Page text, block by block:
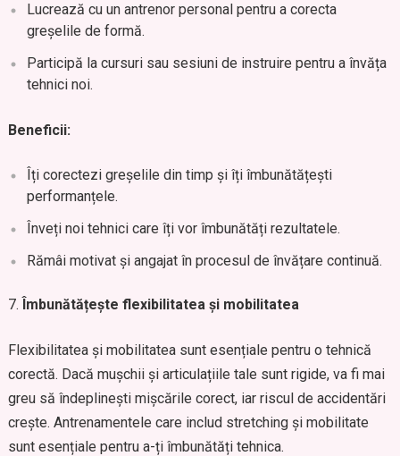
Lucrează cu un antrenor personal pentru a corecta
greșelile de formă.
Participă la cursuri sau sesiuni de instruire pentru a învăța
tehnici noi.
Beneficii:
Îți corectezi greșelile din timp și îți îmbunătățești
performanțele.
Înveți noi tehnici care îți vor îmbunătăți rezultatele.
Rămâi motivat și angajat în procesul de învățare continuă.
Îmbunătățește flexibilitatea și mobilitatea
Flexibilitatea și mobilitatea sunt esențiale pentru o tehnică
corectă. Dacă mușchii și articulațiile tale sunt rigide, va fi mai
greu să îndeplinești mișcările corect, iar riscul de accidentări
crește. Antrenamentele care includ stretching și mobilitate
sunt esențiale pentru a-ți îmbunătăți tehnica.